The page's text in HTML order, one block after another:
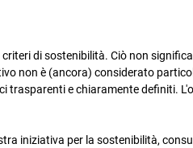
di sostenibilità. Ciò non
non è (ancora) considerato
trasparenti e chiaramente definiti.
iniziativa per la sostenibilità,